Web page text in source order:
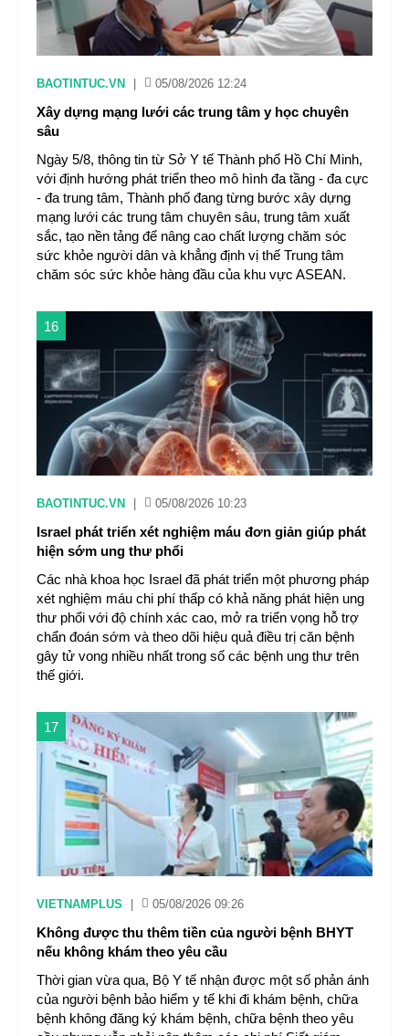
BAOTINTUC.VN 05/08/2026 12:24
Xây dựng mạng lưới các trung tâm y học chuyên
sâu
Ngày 5/8, thông tin từ Sở Y tế Thành phố Hồ Chí Minh,
với định hướng phát triển theo mô hình đa tầng - đa cực
- đa trung tâm, Thành phố đang từng bước xây dựng
mạng lưới các trung tâm chuyên sâu, trung tâm xuất
sắc, tạo nền tảng để nâng cao chất lượng chăm sóc
sức khỏe người dân và khẳng định vị thế Trung tâm
chăm sóc sức khỏe hàng đầu của khu vực ASEAN.
16
BAOTINTUC.VN 05/08/2026 10:23
Israel phát triển xét nghiệm máu đơn giản giúp phát
hiện sớm ung thư phổi
Các nhà khoa học Israel đã phát triển một phương pháp
xét nghiệm máu chi phí thấp có khả năng phát hiện ung
thư phổi với độ chính xác cao, mở ra triển vọng hỗ trợ
chẩn đoán sớm và theo dõi hiệu quả điều trị căn bệnh
gây tử vong nhiều nhất trong số các bệnh ung thư trên
thế giới.
17
VIETNAMPLUS 05/08/2026 09:26
Không được thu thêm tiền của người bệnh BHYT
nếu không khám theo yêu cầu
Thời gian vừa qua, Bộ Y tế nhận được một số phản ánh
của người bệnh bảo hiểm y tế khi đi khám bệnh, chữa
bệnh không đăng ký khám bệnh, chữa bệnh theo yêu